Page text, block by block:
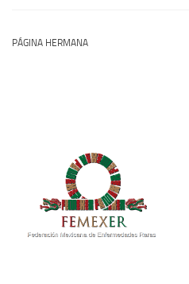
PÁGINA HERMANA